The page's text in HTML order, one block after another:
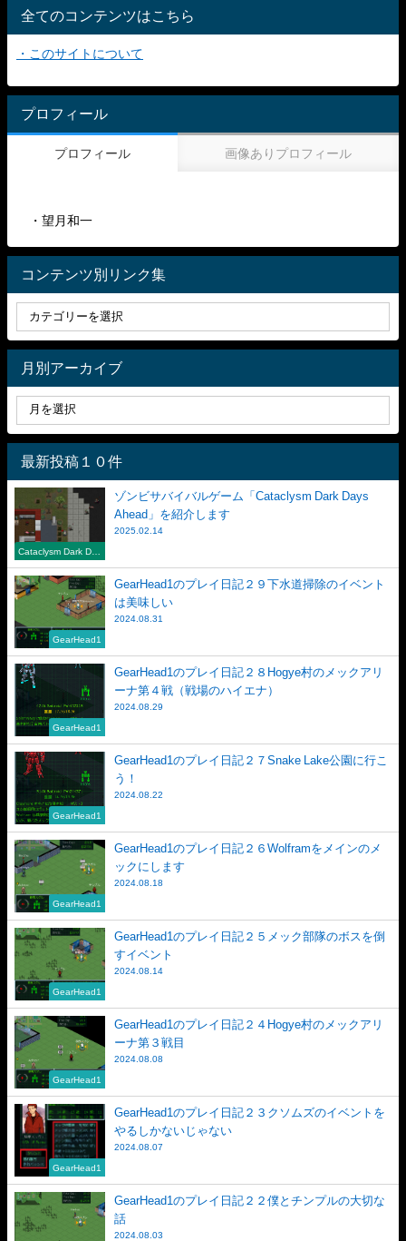
全てのコンテンツはこちら
・このサイトについて
プロフィール
プロフィール 画像ありプロフィール
・望月和一
コンテンツ別リンク集
月別アーカイブ
最新投稿１０件
Cataclysm Dark Day
ゾンビサバイバルゲーム「Cataclysm Dark Days
Ahead」を紹介します
2025.02.14
GearHead1
GearHead1のプレイ日記２９下水道掃除のイベント
は美味しい
2024.08.31
GearHead1
GearHead1のプレイ日記２８Hogye村のメックアリ
ーナ第４戦（戦場のハイエナ）
2024.08.29
GearHead1
GearHead1のプレイ日記２７Snake Lake公園に行こ
う！
2024.08.22
GearHead1
GearHead1のプレイ日記２６Wolframをメインのメ
ックにします
2024.08.18
GearHead1
GearHead1のプレイ日記２５メック部隊のボスを倒
すイベント
2024.08.14
GearHead1
GearHead1のプレイ日記２４Hogye村のメックアリ
ーナ第３戦目
2024.08.08
GearHead1
GearHead1のプレイ日記２３クソムズのイベントを
やるしかないじゃない
2024.08.07
GearHead1のプレイ日記２２僕とチンプルの大切な
話
2024.08.03